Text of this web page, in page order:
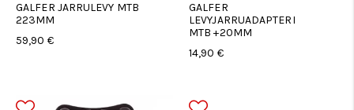
GALFER JARRULEVY MTB
223MM
59,90 €
GALFER
LEVYJARRUADAPTERI
MTB +20MM
14,90 €